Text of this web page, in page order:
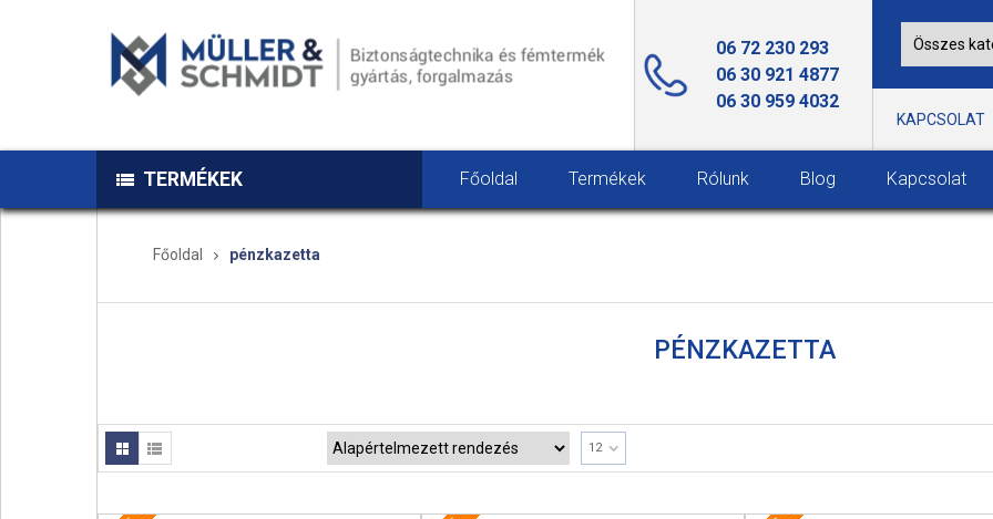
06 72 230 293
06 30 921 4877
06 30 959 4032
KAPCSOLAT
TERMÉKEK Főoldal Termékek Rólunk Blog Kapcsolat
Főoldal pénzkazetta
PÉNZKAZETTA
12